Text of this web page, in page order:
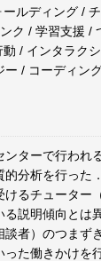
ールディング /
ク / 学習支援 /
/ インタラク
ー / コーディン
ンターで行われ
的分析を行った
けるチューター
る説明傾向とは
談者）のつまず
った働きかけを